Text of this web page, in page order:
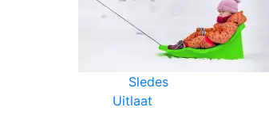
Sledes
Uitlaat